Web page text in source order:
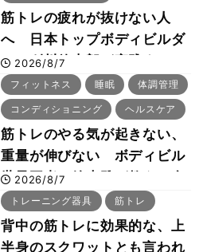
筋トレの疲れが抜けない人
へ 日本トップボディビルダ
ー・刈川啓志郎が実践する
「回復習慣」
2026/8/7
フィットネス 睡眠 体調管理
コンディショニング ヘルスケア
筋トレのやる気が起きない、
重量が伸びない ボディビル
世界王者・鈴木雅が教える食
事・睡眠・呼吸の整え方
2026/8/7
トレーニング器具 筋トレ
背中の筋トレに効果的な、上
半身のスクワットとも言われ